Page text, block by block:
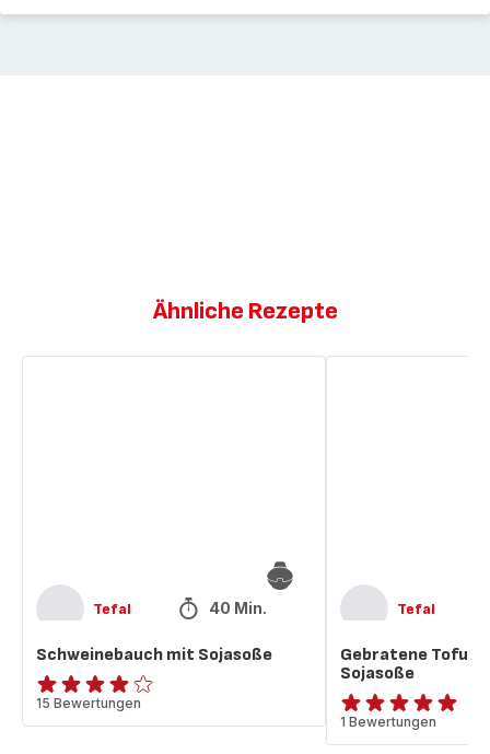
Ähnliche Rezepte
Tefal 40 Min.
Schweinebauch mit Sojasoße
Bewertung
mit
15 Bewertungen
Tefal
Gebratene
Sojasoße
Bewertung
mit
1 Bewertungen